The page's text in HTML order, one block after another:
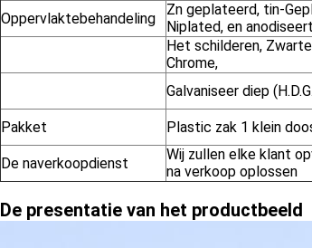
Oppervlaktebehandeling
Zn geplateerd, tin-
Niplated, en
Het schilderen,
Chrome,
Galvaniseer diep
Pakket Plastic zak 1 klein
De naverkoopdienst
Wij zullen elke klant
na verkoop oplossen
De presentatie van het productbeeld